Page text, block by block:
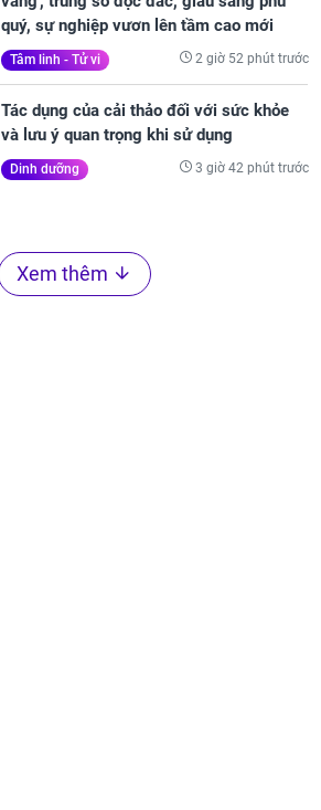
quý, sự nghiệp vươn lên tầm cao mới
Tâm linh - Tử vi 2 giờ 52 phút trước
Tác dụng của cải thảo đối với sức khỏe
và lưu ý quan trọng khi sử dụng
Dinh dưỡng 3 giờ 42 phút trước
Xem thêm